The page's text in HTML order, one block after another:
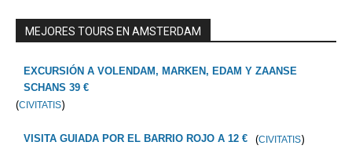
MEJORES TOURS EN AMSTERDAM
EXCURSIÓN A VOLENDAM, MARKEN, EDAM Y ZAANSE
SCHANS 39 €
(CIVITATIS)
VISITA GUIADA POR EL BARRIO ROJO A 12 € (CIVITATIS)